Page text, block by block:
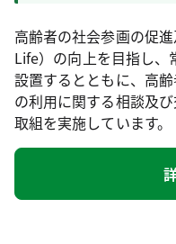
高齢者の社会参画の促
Life）の向上を目指し、
設置するとともに、高
の利用に関する相談及
取組を実施しています。